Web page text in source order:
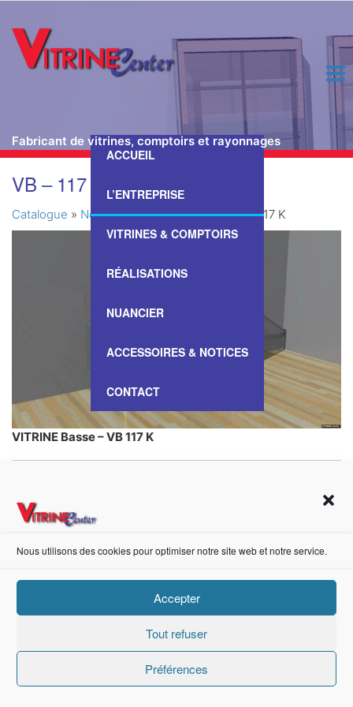
Nous utilisons des cookies pour optimiser notre site web et notre service.
Accepter
Tout refuser
Préférences
Fabricant de vitrines, comptoirs et rayonnages
ACCUEIL
L’ENTREPRISE
VITRINES & COMPTOIRS
RÉALISATIONS
NUANCIER
ACCESSOIRES & NOTICES
CONTACT
VB – 117 K
Catalogue » Nos Vitrines & Comptoirs»VB – 117 K
VITRINE Basse – VB 117 K
https://fr-fr.facebook.com/pages/category/Metal-Supplier/Vitrine-Center-1847745018840053/